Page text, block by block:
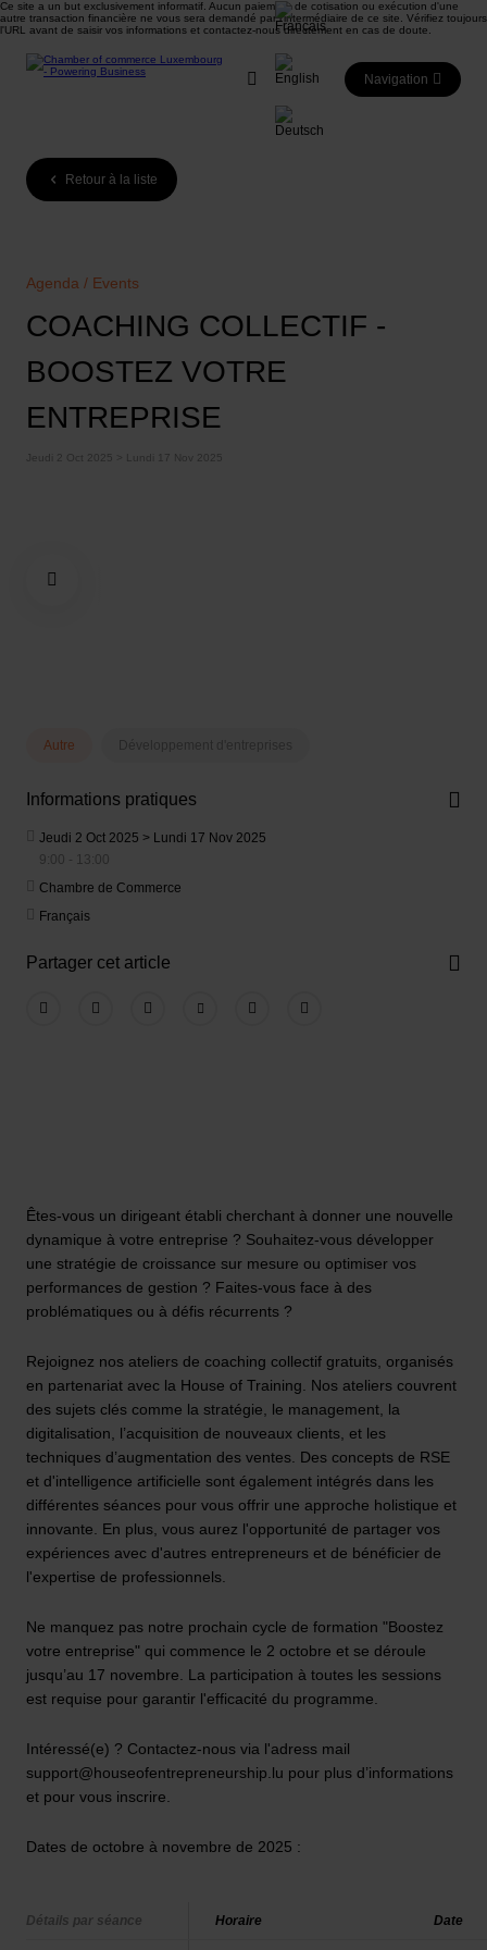
Ce site a un but exclusivement informatif. Aucun paiement de cotisation ou exécution d'une
autre transaction financière ne vous sera demandé par l'intermédiaire de ce site. Vérifiez toujours
l'URL avant de saisir vos informations et contactez-nous directement en cas de doute.
Navigation
Retour à la liste
Agenda / Events
COACHING COLLECTIF -
BOOSTEZ VOTRE
ENTREPRISE
Jeudi 2 Oct 2025 > Lundi 17 Nov 2025
Autre Développement d'entreprises
Informations pratiques
Jeudi 2 Oct 2025 > Lundi 17 Nov 2025
9:00 - 13:00
Chambre de Commerce
Français
Partager cet article
Êtes-vous un dirigeant établi cherchant à donner une nouvelle
dynamique à votre entreprise ? Souhaitez-vous développer
une stratégie de croissance sur mesure ou optimiser vos
performances de gestion ? Faites-vous face à des
problématiques ou à défis récurrents ?
Rejoignez nos ateliers de coaching collectif gratuits, organisés
en partenariat avec la House of Training. Nos ateliers couvrent
des sujets clés comme la stratégie, le management, la
digitalisation, l’acquisition de nouveaux clients, et les
techniques d’augmentation des ventes. Des concepts de RSE
et d'intelligence artificielle sont également intégrés dans les
différentes séances pour vous offrir une approche holistique et
innovante. En plus, vous aurez l'opportunité de partager vos
expériences avec d'autres entrepreneurs et de bénéficier de
l'expertise de professionnels.
Ne manquez pas notre prochain cycle de formation "Boostez
votre entreprise" qui commence le 2 octobre et se déroule
jusqu’au 17 novembre. La participation à toutes les sessions
est requise pour garantir l'efficacité du programme.
Intéressé(e) ? Contactez-nous via l'adress mail
support@houseofentrepreneurship.lu pour plus d’informations
et pour vous inscrire.
Dates de octobre à novembre de 2025 :
Détails par séance Horaire Date